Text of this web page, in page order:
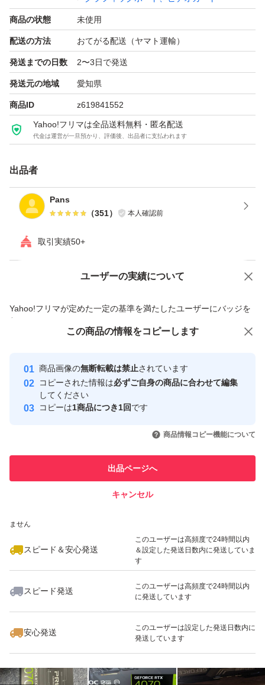
商品の状態 未使用
配送の方法 おてがる配送（ヤマト運輸）
発送までの日数 2〜3日で発送
発送元の地域 愛知県
商品ID z619841552
Yahoo!フリマは全品送料無料・匿名配送
代金は運営が一旦預かり、評価後、出品者に支払われます
出品者
Pans
（351） 本人確認前
取引実績50+
ユーザーの実績について
Yahoo!フリマが定めた一定の基準を満たしたユーザーにバッジを
付与しています
安心取引出品者
心・安全なユーザーです
取引実績
引を完了させた実績があります
での取引実績があります
ません
スピード＆安心発送
このユーザーは高頻度で24時間以内
＆設定した発送日数内に発送していま
す
スピード発送
このユーザーは高頻度で24時間以内
に発送しています
安心発送
このユーザーは設定した発送日数内に
発送しています
価格の相談 商品への質問
この商品の情報をコピーします
商品画像の無断転載は禁止されています
コピーされた情報は必ずご自身の商品に合わせて編集
してください
コピーは1商品につき1回です
商品情報コピー機能について
出品ページへ
キャンセル
この商品をみている人にオススメ
いいね！
51,980